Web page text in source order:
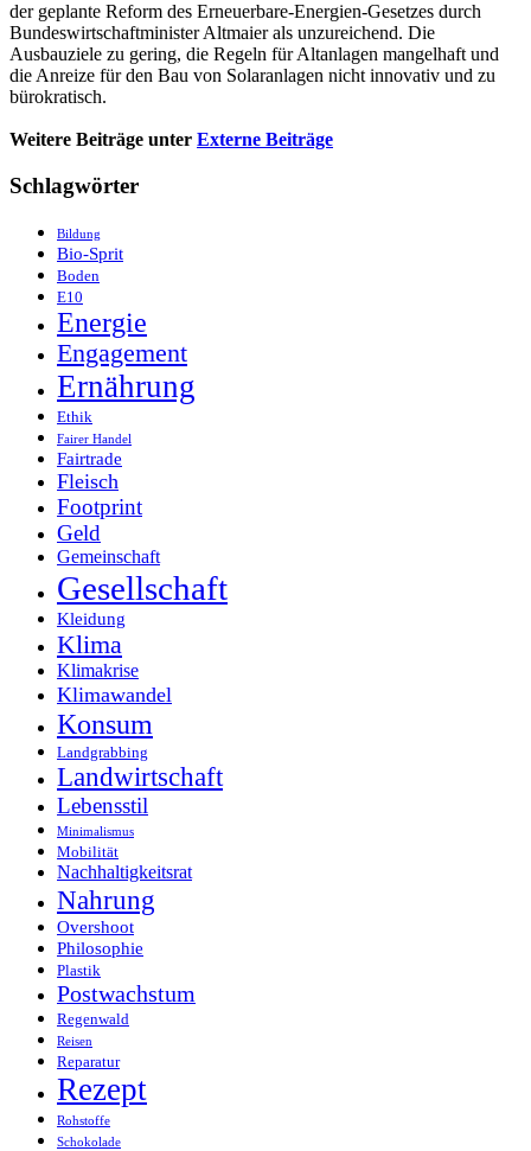
der geplante Reform des Erneuerbare-Energien-Gesetzes durch
Bundeswirtschaftminister Altmaier als unzureichend. Die
Ausbauziele zu gering, die Regeln für Altanlagen mangelhaft und
die Anreize für den Bau von Solaranlagen nicht innovativ und zu
bürokratisch.
Weitere Beiträge unter Externe Beiträge
Schlagwörter
Bildung
Bio-Sprit
Boden
E10
Energie
Engagement
Ernährung
Ethik
Fairer Handel
Fairtrade
Fleisch
Footprint
Geld
Gemeinschaft
Gesellschaft
Kleidung
Klima
Klimakrise
Klimawandel
Konsum
Landgrabbing
Landwirtschaft
Lebensstil
Minimalismus
Mobilität
Nachhaltigkeitsrat
Nahrung
Overshoot
Philosophie
Plastik
Postwachstum
Regenwald
Reisen
Reparatur
Rezept
Rohstoffe
Schokolade